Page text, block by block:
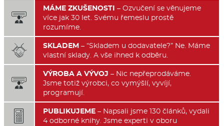

MÁME ZKUŠENOSTI – Ozvučení se věnujeme
více jak 30 let. Svému řemeslu prostě
rozumíme.
 SKLADEM – “Skladem u dodavatele?” Ne. Máme
vlastní sklady. A vše ihned k odběru.

VÝROBA A VÝVOJ – Nic nepřeprodáváme.
Jsme totiž výrobci, co vymýšlí, vyvíjí,
programují.
 PUBLIKUJEME – Napsali jsme 130 článků, vydali
4 odborné knihy. Jsme experti v oboru